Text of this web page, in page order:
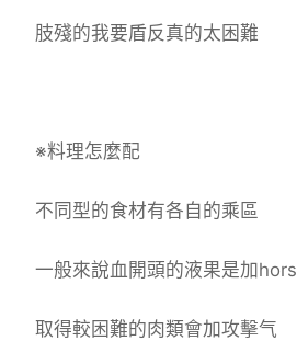
肢殘的我要盾反真的太困難
※料理怎麼配
不同型的食材有各自的乘區
一般來說血開頭的液果是加
取得較困難的肉類會加攻擊气